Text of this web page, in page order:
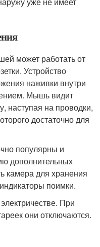
может работать от
Устройство
наживки внутри
Мышь видит
наступая на проводки,
достаточно для
популярны и
дополнительных
камера для хранения
поимки.
При
они отключаются.